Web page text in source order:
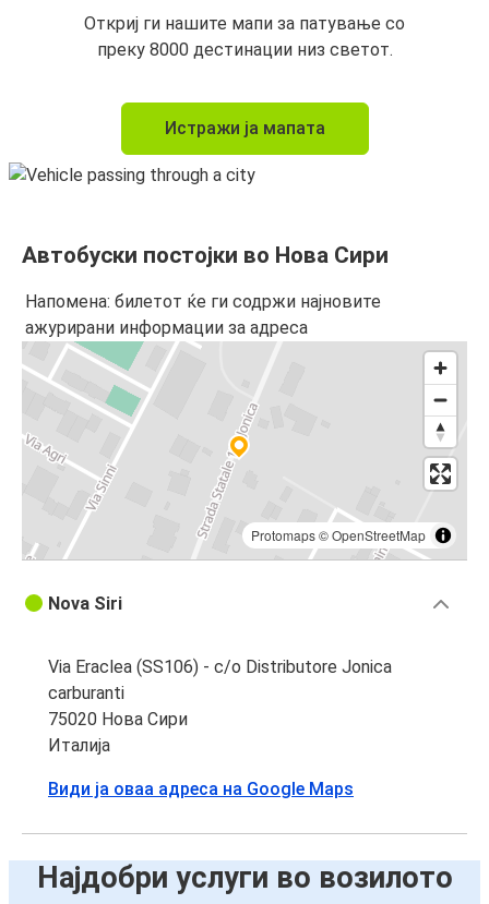
Откриј ги нашите мапи за патување со
преку 8000 дестинации низ светот.
Истражи ја мапата
Автобуски постојки во Нова Сири
Напомена: билетот ќе ги содржи најновите
ажурирани информации за адреса
Protomaps©OpenStreetMap
Nova Siri
Via Eraclea (SS106) - c/o Distributore Jonica
carburanti
75020 Нова Сири
Италија
Види ја оваа адреса на Google Maps
Најдобри услуги во возилото